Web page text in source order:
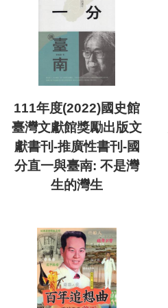
111年度(2022)國史館
臺灣文獻館獎勵出版文
獻書刊-推廣性書刊-國
分直一與臺南: 不是灣
生的灣生